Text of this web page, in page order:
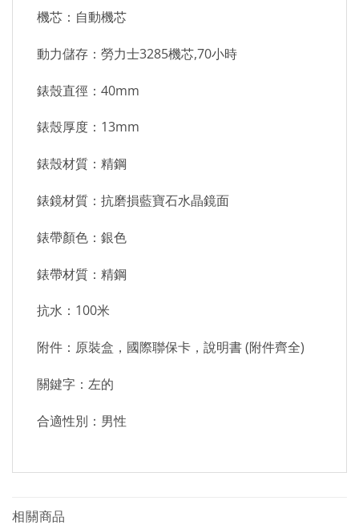
機芯：自動機芯
動力儲存：勞力士3285機芯,70小時
錶殼直徑：40mm
錶殼厚度：13mm
錶殼材質：精鋼
錶鏡材質：抗磨損藍寶石水晶鏡面
錶帶顏色：銀色
錶帶材質：精鋼
抗水：100米
附件：原裝盒，國際聯保卡，說明書 (附件齊全)
關鍵字：左的
合適性別：男性
相關商品